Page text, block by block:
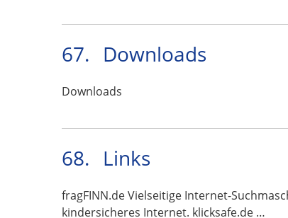
67. Downloads
Downloads
68. Links
fragFINN.de Vielseitige Internet-
kindersicheres Internet. klicksafe.de …